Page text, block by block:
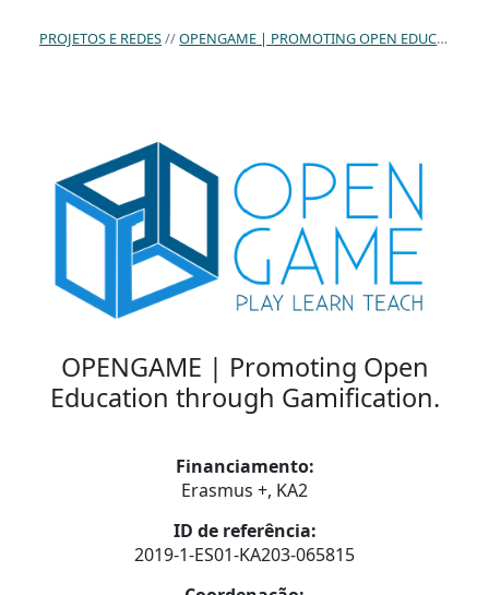
PROJETOS E REDES OPENGAME | PROMOTING OPEN EDUCATION THROUGH GAMIFICATION.
OPENGAME | Promoting Open
Education through Gamification.
Financiamento:
Erasmus +, KA2
ID de referência:
2019-1-ES01-KA203-065815